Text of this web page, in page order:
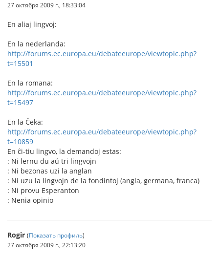
27 октября 2009 г., 18:33:04
En aliaj lingvoj:
En la nederlanda:
http://forums.ec.europa.eu/debateeurope/viewtopic.php?
t=15501
En la romana:
http://forums.ec.europa.eu/debateeurope/viewtopic.php?
t=15497
En la Ĉeka:
http://forums.ec.europa.eu/debateeurope/viewtopic.php?
t=10859
En ĉi-tiu lingvo, la demandoj estas:
: Ni lernu du aŭ tri lingvojn
: Ni bezonas uzi la anglan
: Ni uzu la lingvojn de la fondintoj (angla, germana, franca)
: Ni provu Esperanton
: Nenia opinio
Rogir (Показать профиль)
27 октября 2009 г., 22:13:20